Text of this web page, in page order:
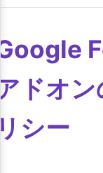
ドオ
シー